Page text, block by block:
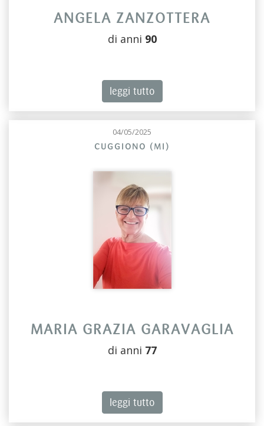
ANGELA ZANZOTTERA
di anni 90
leggi tutto
04/05/2025
CUGGIONO (MI)
MARIA GRAZIA GARAVAGLIA
di anni 77
leggi tutto